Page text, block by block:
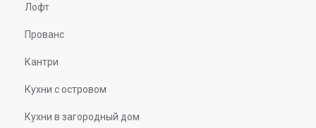
Лофт
Прованс
Кантри
Кухни с островом
Кухни в загородный дом